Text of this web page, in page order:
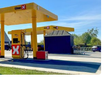
мира